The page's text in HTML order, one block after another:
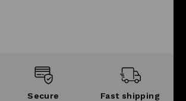
Secure
Fast shipping